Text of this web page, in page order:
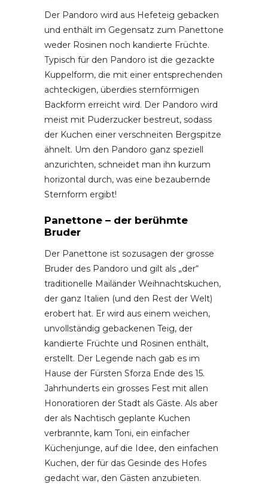
Der Pandoro wird aus Hefeteig gebacken
und enthält im Gegensatz zum Panettone
weder Rosinen noch kandierte Früchte.
Typisch für den Pandoro ist die gezackte
Kuppelform, die mit einer entsprechenden
achteckigen, überdies sternförmigen
Backform erreicht wird. Der Pandoro wird
meist mit Puderzucker bestreut, sodass
der Kuchen einer verschneiten Bergspitze
ähnelt. Um den Pandoro ganz speziell
anzurichten, schneidet man ihn kurzum
horizontal durch, was eine bezaubernde
Sternform ergibt!
Panettone – der berühmte
Bruder
Der Panettone ist sozusagen der grosse
Bruder des Pandoro und gilt als „der“
traditionelle Mailänder Weihnachtskuchen,
der ganz Italien (und den Rest der Welt)
erobert hat. Er wird aus einem wei­chen,
unvollständig gebackenen Teig, der
kandierte Früchte und Rosinen enthält,
erstellt. Der Legende nach gab es im
Hause der Fürsten Sforza Ende des 15.
Jahrhunderts ein grosses Fest mit allen
Honoratioren der Stadt als Gäste. Als aber
der als Nachtisch geplante Kuchen
verbrannte, kam Toni, ein einfacher
Küchenjunge, auf die Idee, den einfachen
Kuchen, der für das Gesinde des Hofes
gedacht war, den Gästen anzubieten.